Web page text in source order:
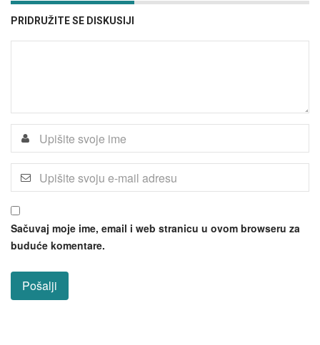
PRIDRUŽITE SE DISKUSIJI
Sačuvaj moje ime, email i web stranicu u ovom browseru za
buduće komentare.